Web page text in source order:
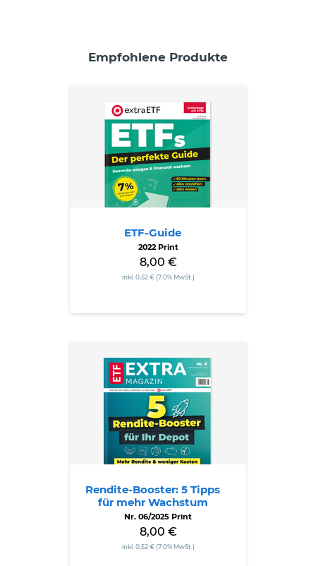
Empfohlene Produkte
ETF-Guide
2022 Print
8,00 €
inkl. 0,52 € (7.0% MwSt.)
Rendite-
Booster:
mehr
Wachstum
Rendite-Booster: 5 Tipps
für mehr Wachstum
Nr. 06/2025 Print
8,00 €
inkl. 0,52 € (7.0% MwSt.)